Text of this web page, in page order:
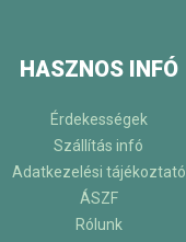
HASZNOS INFÓ
Érdekességek
Szállítás infó
Adatkezelési tájékoztató
ÁSZF
Rólunk